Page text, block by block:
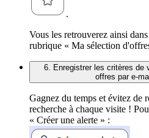
.
Vous les retrouverez ainsi
rubrique « Ma sélection
6. Enregistrer les critères de
offres par e-
Gagnez du temps et évitez de
recherche à chaque visite !
« Créer une alerte » :